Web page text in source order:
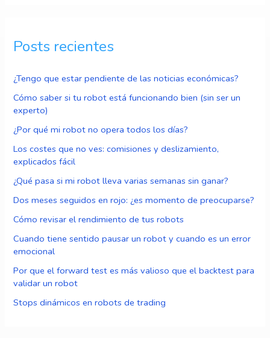
Posts recientes
¿Tengo que estar pendiente de las noticias económicas?
Cómo saber si tu robot está funcionando bien (sin ser un
experto)
¿Por qué mi robot no opera todos los días?
Los costes que no ves: comisiones y deslizamiento,
explicados fácil
¿Qué pasa si mi robot lleva varias semanas sin ganar?
Dos meses seguidos en rojo: ¿es momento de preocuparse?
Cómo revisar el rendimiento de tus robots
Cuando tiene sentido pausar un robot y cuando es un error
emocional
Por que el forward test es más valioso que el backtest para
validar un robot
Stops dinámicos en robots de trading